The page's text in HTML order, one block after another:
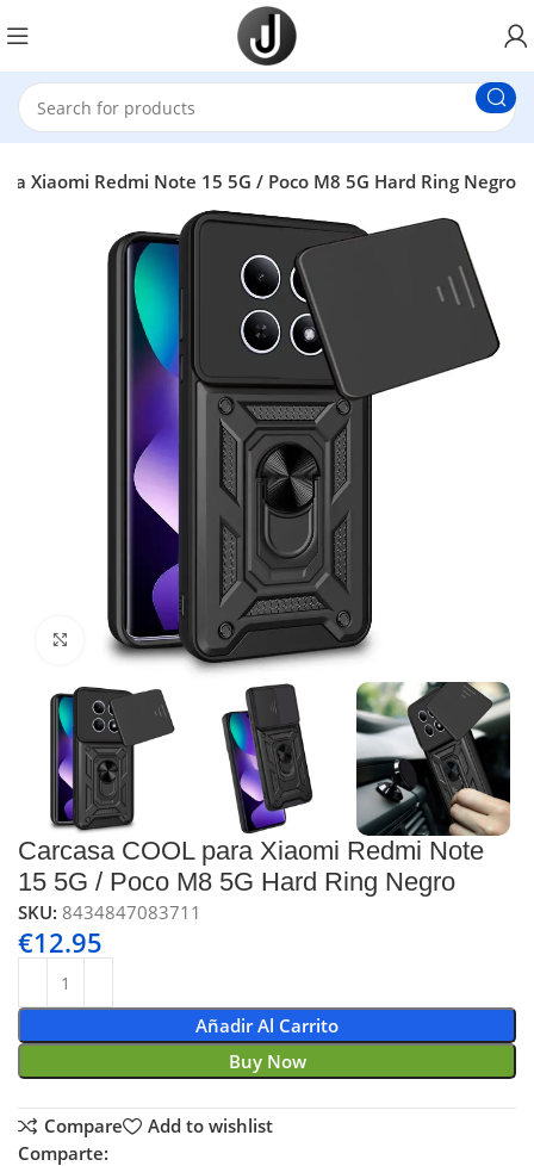
Xiaomi Redmi Note 15 5G / Poco M8 5G Hard Ring Negro
Click to enlarge
Carcasa COOL para Xiaomi Redmi Note
15 5G / Poco M8 5G Hard Ring Negro
SKU:8434847083711
€12.95
Añadir Al Carrito
Buy Now
Compare
Add to wishlist
Comparte: